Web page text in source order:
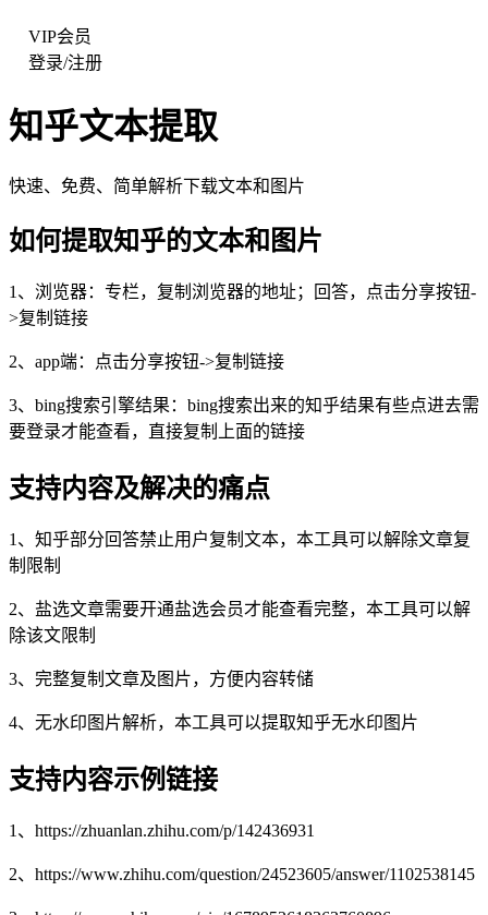
VIP会员
登录/注册
知乎文本提取
快速、免费、简单解析下载文本和图片
如何提取知乎的文本和图片
1、浏览器：专栏，复制浏览器的地址；回答，点击分享按钮-
>复制链接
2、app端：点击分享按钮->复制链接
3、bing搜索引擎结果：bing搜索出来的知乎结果有些点进去需
要登录才能查看，直接复制上面的链接
支持内容及解决的痛点
1、知乎部分回答禁止用户复制文本，本工具可以解除文章复
制限制
2、盐选文章需要开通盐选会员才能查看完整，本工具可以解
除该文限制
3、完整复制文章及图片，方便内容转储
4、无水印图片解析，本工具可以提取知乎无水印图片
支持内容示例链接
1、https://zhuanlan.zhihu.com/p/142436931
2、https://www.zhihu.com/question/24523605/answer/1102538145